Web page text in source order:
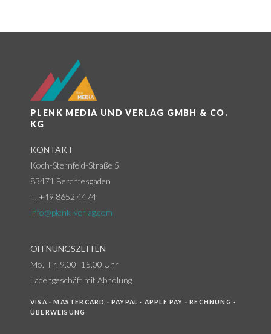
PLENK MEDIA UND VERLAG GMBH & CO.
KG
KONTAKT
Koch-Sternfeld-Straße 5
83471 Berchtesgaden
T. +49 8652 4474
info@plenk-verlag.com
ÖFFNUNGSZEITEN
Mo.–Fr. 9.00–15.00 Uhr
Ladengeschäft mit Abholung
VISA · MASTERCARD · PAYPAL · APPLE PAY · RECHNUNG ·
ÜBERWEISUNG